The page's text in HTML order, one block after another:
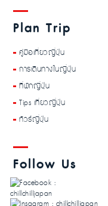
Plan Trip
คู่มือเที่ยวญี่ปุ่น
การเดินทางในญี่ปุ่น
ที่พักญี่ปุ่น
Tips เที่ยวญี่ปุ่น
ทัวร์ญี่ปุ่น
Follow Us